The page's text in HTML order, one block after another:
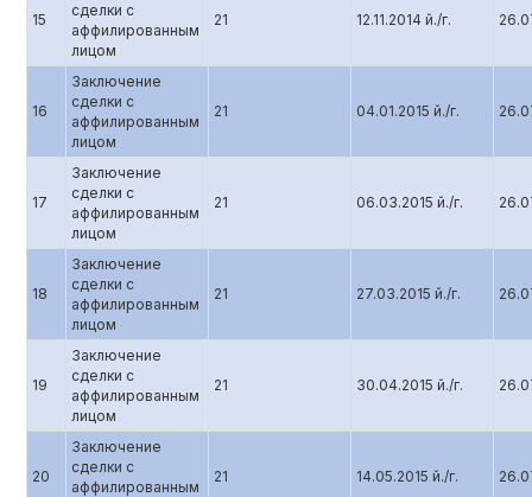
15
сделки с
аффилированным
лицом
21 12.11.2014 й./г.
16
Заключение
сделки с
аффилированным
лицом
21 04.01.2015 й./г.
17
Заключение
сделки с
аффилированным
лицом
21 06.03.2015 й./г.
18
Заключение
сделки с
аффилированным
лицом
21 27.03.2015 й./г.
19
Заключение
сделки с
аффилированным
лицом
21 30.04.2015 й./г.
20
Заключение
сделки с
аффилированным
21 14.05.2015 й./г.